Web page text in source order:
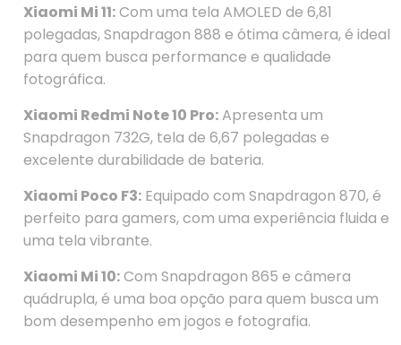
Xiaomi Mi 11:Com uma tela AMOLED de 6,81
polegadas, Snapdragon 888 e ótima câmera, é ideal
para quem busca performance e qualidade
fotográfica.
Xiaomi Redmi Note 10 Pro:Apresenta um
Snapdragon 732G, tela de 6,67 polegadas e
excelente durabilidade de bateria.
Xiaomi Poco F3: Equipado com Snapdragon 870, é
perfeito para gamers, com uma experiência fluida e
uma tela vibrante.
Xiaomi Mi 10:Com Snapdragon 865 e câmera
quádrupla, é uma boa opção para quem busca um
bom desempenho em jogos e fotografia.